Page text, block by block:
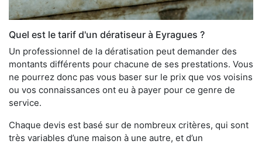
Quel est le tarif d'un dératiseur à Eyragues ?
Un professionnel de la dératisation peut demander des
montants différents pour chacune de ses prestations. Vous
ne pourrez donc pas vous baser sur le prix que vos voisins
ou vos connaissances ont eu à payer pour ce genre de
service.
Chaque devis est basé sur de nombreux critères, qui sont
très variables d’une maison à une autre, et d’un